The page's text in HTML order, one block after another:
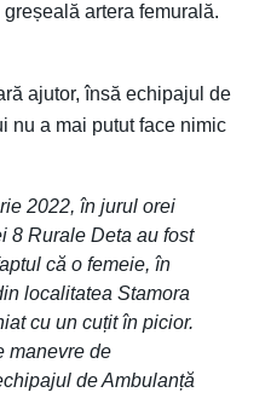
artera femurală.
ajutor, însă echipajul de
nu a mai putut face nimic
2022, în jurul orei
8 Rurale Deta au fost
că o femeie, în
localitatea Stamora
cu un cuțit în picior.
manevre de
de Ambulanță